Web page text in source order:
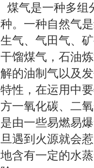
煤气是一种多组
种。一种自然气
生气、气田气、
干馏煤气，石油
解的油制气以及
特性，在运用中
方一氧化碳、二
是由一些易燃易
旦遇到火源就会
地含有一定的水